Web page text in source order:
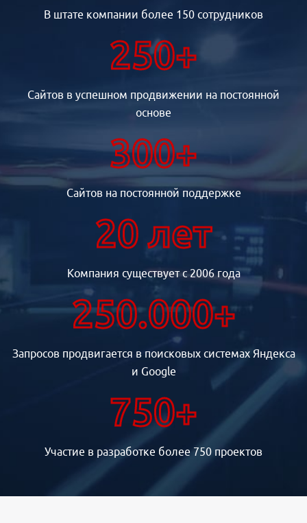
В штате компании более 150 сотрудников
250+
Сайтов в успешном продвижении на постоянной
основе
300+
Сайтов на постоянной поддержке
20 лет
Компания существует с 2006 года
250.000+
Запросов продвигается в поисковых системах Яндекса
и Google
750+
Участие в разработке более 750 проектов